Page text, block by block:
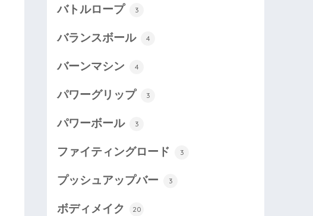
バトルロープ 3
バランスボール 4
バーンマシン 4
パワーグリップ 3
パワーボール 3
ファイティングロード 3
プッシュアップバー 3
ボディメイク 20